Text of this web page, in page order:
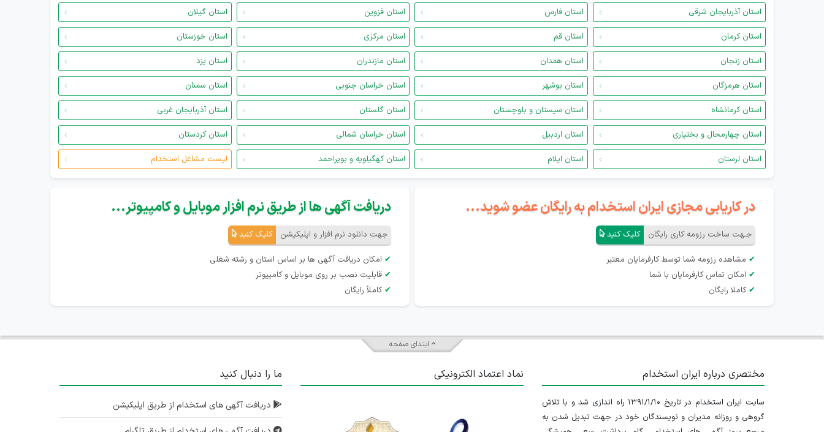
استان آذربایجان شرقی
استان فارس استان قزوین
استان گیلان
استان کرمان
استان قم استان مرکزی
استان خوزستان
استان زنجان
استان همدان استان مازندران
استان یزد
استان هرمزگان
استان بوشهر استان خراسان جنوبی
استان سمنان
استان کرمانشاه
استان سیستان و بلوچستان استان گلستان
استان آذربایجان غربی
استان چهارمحال و بختیاری
استان اردبیل استان خراسان شمالی
استان کردستان
استان لرستان
استان ایلام استان کهگیلویه و بویراحمد لیست مشاغل استخدام
در کاریابی مجازی ایران استخدام به رایگان عضو شوید...
جـهت ساخت رزومه کاری رایگان کلیک کنید
✔ مشاهده رزومه شما توسط کارفرمایان معتبر
✔ امکان تماس کارفرمایان با شما
✔ کاملا رایگان
دریافت آگهی ها از طریق نرم افزار موبایل و کامپیوتر...
جهت دانلود نرم افزار و اپلیکیشن کلیک کنید
✔ امکان دریافت آگهی ها بر اساس استان و رشته شغلی
✔ قابلیت نصب بر روی موبایل و کامپیوتر
✔ کاملاً رایگان
ابتدای صفحه
مختصری درباره ایران استخدام
سایت ایران استخدام در تاریخ ۱۳۹۱/۱/۱۰ راه اندازی شد و با تلاش
گروهی و روزانه مدیران و نویسندگان خود در جهت تبدیل شدن به
نماد اعتماد الکترونیکی ما را دنبال کنید
دریافت آگهی های استخدام از طریق اپلیکیشن